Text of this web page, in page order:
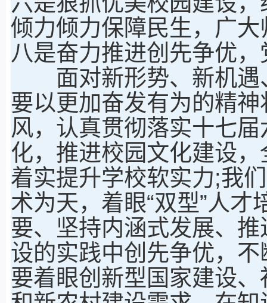
倾力倾力保障民生，广
八是奋力推进创先争优
面对新形势、新机遇
要以更加奋发有为的精
风，认真贯彻落实十七
化，推进校园文化建设
着实提升学校软实力;我
术为天，着眼“双型”人
要、坚持内涵式发展、
设的实践中创先争优，
要着眼创新型国家建设